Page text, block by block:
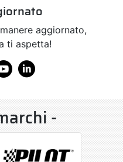
aggiornato,
ti aspetta!
-